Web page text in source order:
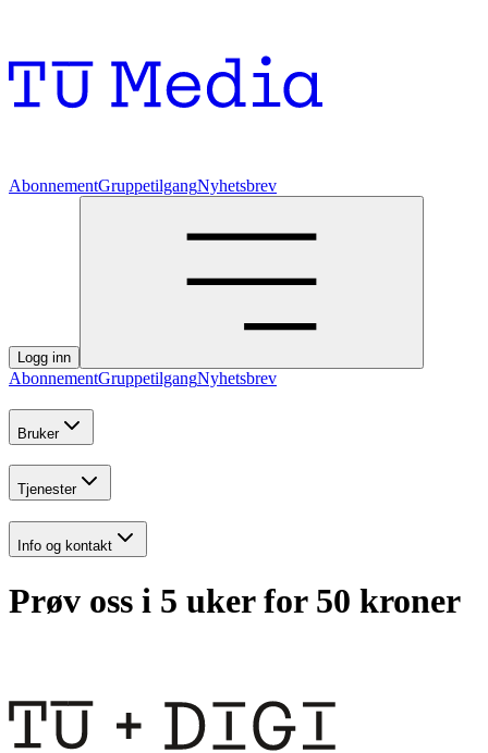
AbonnementGruppetilgangNyhetsbrev
Logg inn
AbonnementGruppetilgangNyhetsbrev
Bruker
Tjenester
Info og kontakt
Prøv oss i 5 uker for 50 kroner